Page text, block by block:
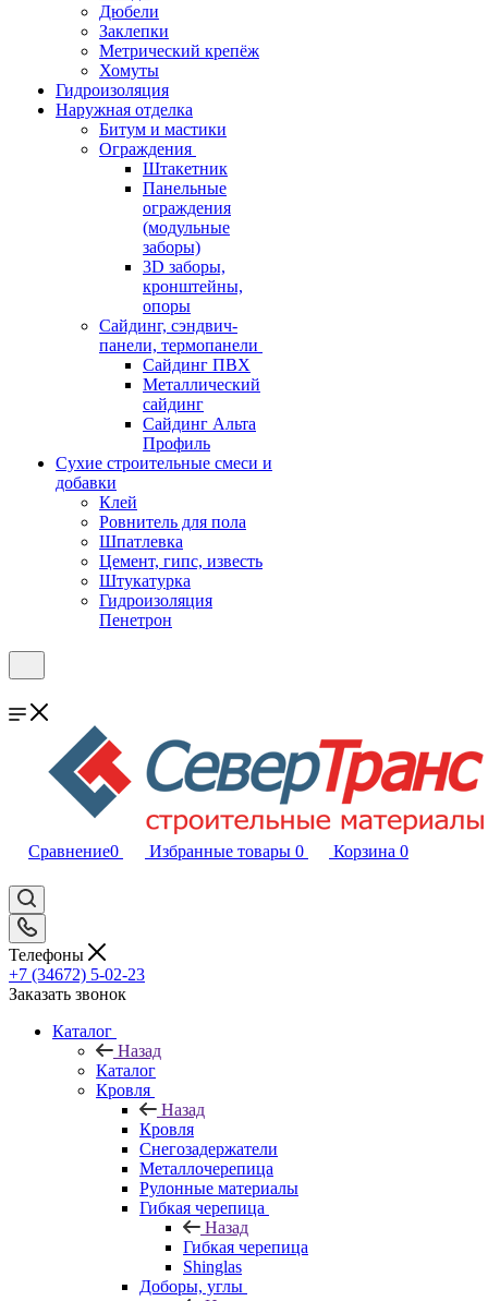
Дюбели
Заклепки
Метрический крепёж
Хомуты
Гидроизоляция
Наружная отделка
Битум и мастики
Ограждения
Штакетник
Панельные
ограждения
(модульные
заборы)
3D заборы,
кронштейны,
опоры
Cайдинг, сэндвич-
панели, термопанели
Сайдинг ПВХ
Металлический
сайдинг
Сайдинг Альта
Профиль
Сухие строительные смеси и
добавки
Клей
Ровнитель для пола
Шпатлевка
Цемент, гипс, известь
Штукатурка
Гидроизоляция
Пенетрон
Сравнение0 Избранные товары 0 Корзина 0
Телефоны
+7 (34672) 5-02-23
Заказать звонок
Каталог
Назад
Каталог
Кровля
Назад
Кровля
Снегозадержатели
Металлочерепица
Рулонные материалы
Гибкая черепица
Назад
Гибкая черепица
Shinglas
Доборы, углы